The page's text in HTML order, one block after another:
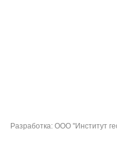
Разработка: ООО "Институт